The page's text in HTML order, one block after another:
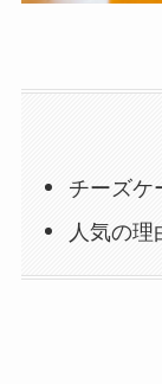
チーズケ
人気の理